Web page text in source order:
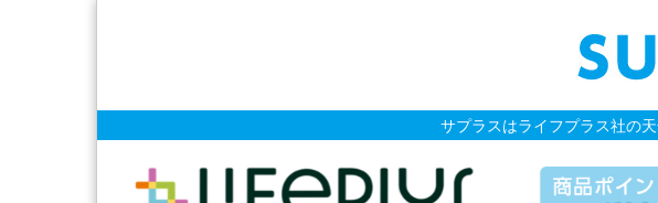
サプラスはライフプラス社の